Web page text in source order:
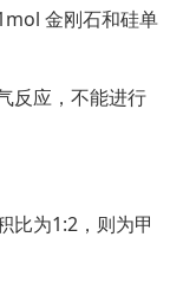
金刚石和硅单
反应，不能进行
比为1:2，则为甲